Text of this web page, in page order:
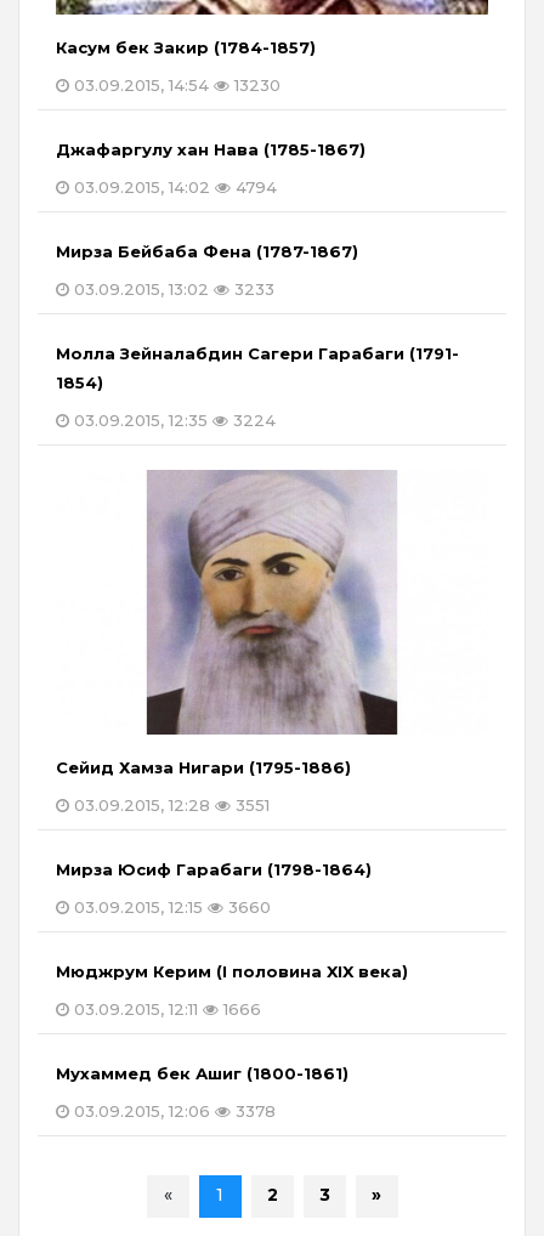
Касум бек Закир (1784-1857)
03.09.2015, 14:54
13230
Джафаргулу хан Нава (1785-1867)
03.09.2015, 14:02
4794
Мирза Бейбаба Фена (1787-1867)
03.09.2015, 13:02
3233
Молла Зейналабдин Сагери Гарабаги (1791-
1854)
03.09.2015, 12:35
3224
Сейид Хамза Нигари (1795-1886)
03.09.2015, 12:28
3551
Мирза Юсиф Гарабаги (1798-1864)
03.09.2015, 12:15
3660
Мюджрум Керим (I половина XIX века)
03.09.2015, 12:11
1666
Мухаммед бек Ашиг (1800-1861)
03.09.2015, 12:06
3378
« 1 2 3 »